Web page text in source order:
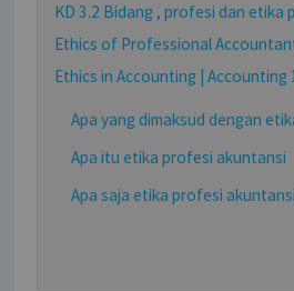
KD 3.2 Bidang , profesi dan etika
Ethics of Professional
Ethics in Accounting | Accounting
Apa yang dimaksud dengan
Apa itu etika profesi akuntansi
Apa saja etika profesi akuntansi